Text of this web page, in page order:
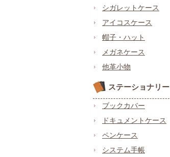
シガレットケース
アイコスケース
帽子・ハット
メガネケース
他革小物
ステーショナリー
ブックカバー
ドキュメントケース
ペンケース
システム手帳